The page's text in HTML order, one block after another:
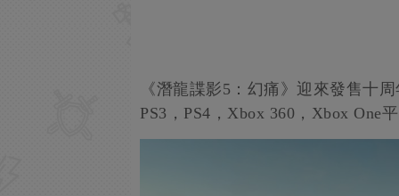
《潛龍諜影5：幻痛》迎來發售十
PS3，PS4，Xbox 360，Xbox One